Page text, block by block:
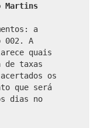
Martins
a
002. A
quais
de taxas
os
que será
dias no